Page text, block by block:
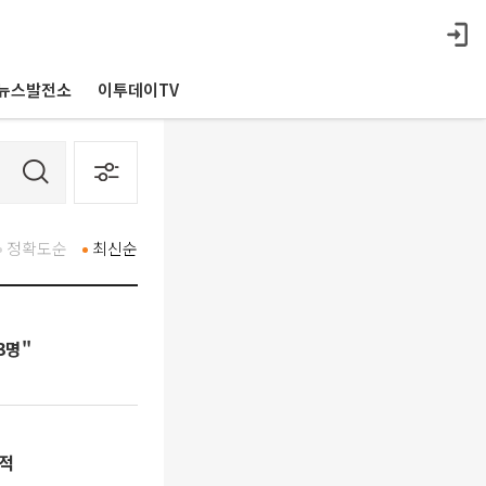
스발전소 이투데이TV
최신순
정확도순
명"